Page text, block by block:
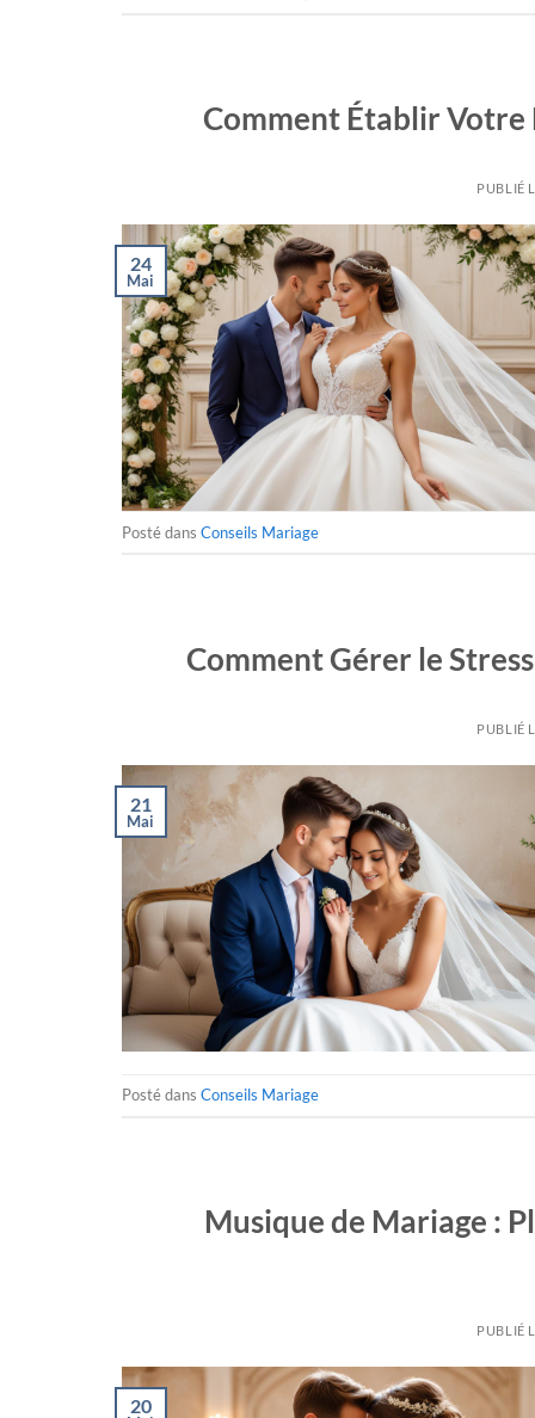
Comment Établir Votre
PUBLIÉ
24
Mai
Posté dans Conseils Mariage
Comment Gérer le
PUBLIÉ
21
Mai
Posté dans Conseils Mariage
Musique de Mariage :
PUBLIÉ
20